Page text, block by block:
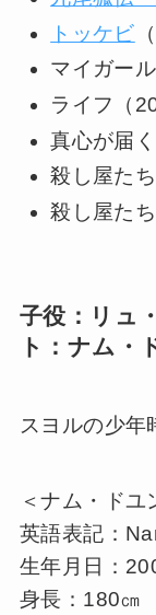
トッケビ
マイガー
ライフ（
真心が届
殺し屋た
殺し屋た
子役：リュ
ト：ナム・
スヨルの少年
＜ナム・ドユ
英語表記：
生年月日：
身長：180㎝